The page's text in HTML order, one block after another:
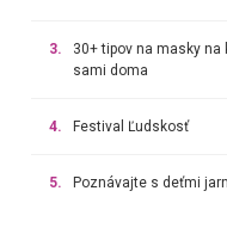
3.
30+ tipov na masky na
sami doma
4. Festival Ľudskosť
5. Poznávajte s deťmi